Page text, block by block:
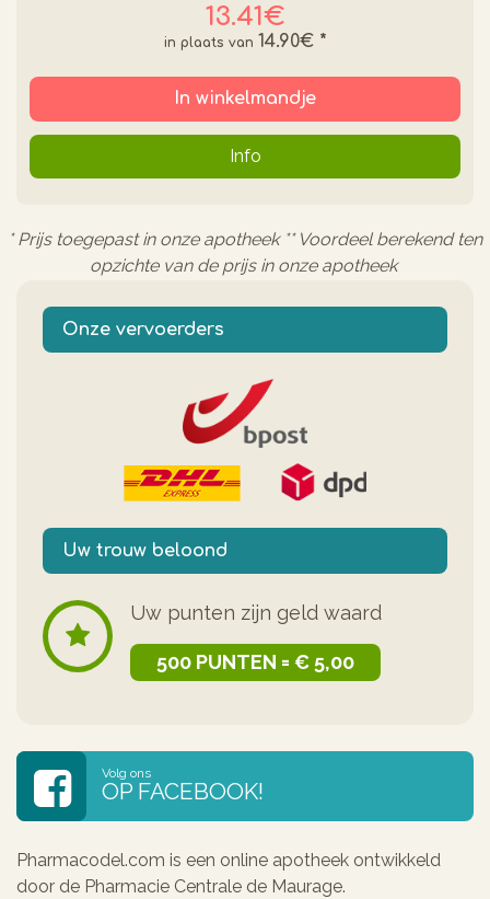
13.41€
14.90€ *
In winkelmandje
Info
* Prijs toegepast in onze apotheek ** Voordeel berekend ten
opzichte van de prijs in onze apotheek
Onze vervoerders
Uw trouw beloond
Uw punten zijn geld waard
500 PUNTEN = € 5,00
Volg ons
OP FACEBOOK!
Pharmacodel.com is een online apotheek ontwikkeld
door de Pharmacie Centrale de Maurage.